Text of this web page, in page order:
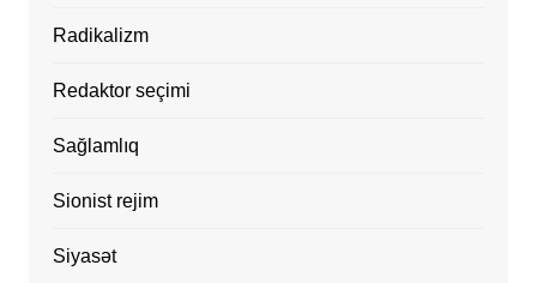
Radikalizm
Redaktor seçimi
Sağlamlıq
Sionist rejim
Siyasət